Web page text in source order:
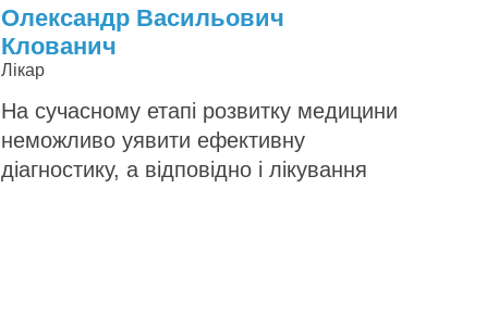
Олександр Васильович
Клованич
Лікар
На сучасному етапі розвитку медицини
неможливо уявити ефективну
діагностику, а відповідно і лікування